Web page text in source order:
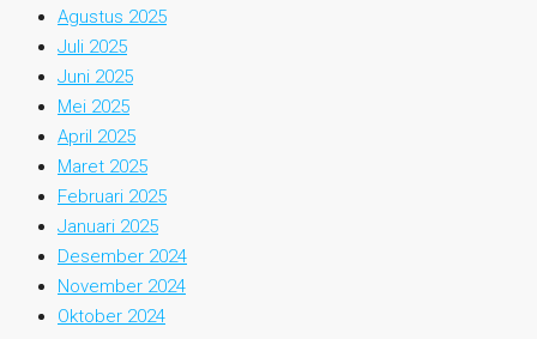
Agustus 2025
Juli 2025
Juni 2025
Mei 2025
April 2025
Maret 2025
Februari 2025
Januari 2025
Desember 2024
November 2024
Oktober 2024